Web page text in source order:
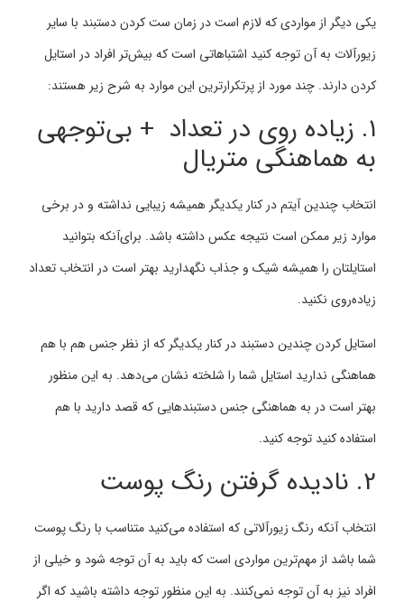
یکی دیگر از مواردی که لازم است در زمان ست کردن دستبند با سایر
زیورآلات به آن توجه کنید اشتباهاتی است که بیش‌تر افراد در استایل
کردن دارند. چند مورد از پرتکرارترین این موارد به شرح زیر هستند:
۱. زیاده‌ روی در تعداد + بی‌توجهی
به هماهنگی متریال
انتخاب چندین آیتم در کنار یکدیگر همیشه زیبایی نداشته و در برخی
موارد زیر ممکن است نتیجه عکس داشته باشد. برای‌آنکه بتوانید
استایلتان را همیشه شیک و جذاب نگهدارید بهتر است در انتخاب تعداد
زیاده‌روی نکنید.
استایل کردن چندین دستبند در کنار یکدیگر که از نظر جنس هم با هم
هماهنگی ندارید استایل شما را شلخته نشان می‌دهد. به این منظور
بهتر است در به هماهنگی جنس دستبندهایی که قصد دارید با هم
استفاده کنید توجه کنید.
2. نادیده گرفتن رنگ پوست
انتخاب آنکه رنگ زیورآلاتی که استفاده می‌کنید متناسب با رنگ پوست
شما باشد از مهم‌ترین مواردی است که باید به آن توجه شود و خیلی از
افراد نیز به آن توجه نمی‌کنند. به این منظور توجه داشته باشید که اگر